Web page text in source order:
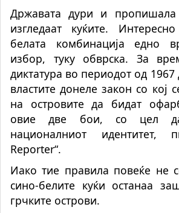
Државата дури и
изгледаат куќите.
белата комбинација едно
избор, туку обврска. За
диктатура во периодот од
властите донеле закон со кој
на островите да бидат
овие две бои, со цел
националниот идентитет,
Reporter“.
Иако тие правила повеќе не
сино-белите куќи останаа
грчките острови.